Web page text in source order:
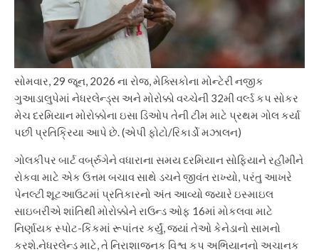
સોમવાર, 29 જૂન, 2026 ના રોજ, મેક્સિકોના મોન્ટેરી નજીક
ગુઆડાલુપેમાં નેધરલેન્ડ્સ અને મોરોક્કો વચ્ચેની 32મી વર્લ્ડ કપ સોકર
મેચ દરમિયાન મોરોક્કોના ઇસા ડિઓપ તેની ટીમ માટે પ્રથમ ગોલ કર્યા
પછી પ્રતિક્રિયા આપે છે. (એપી ફોટો/રિકાર્ડો મઝાલન)
ગોલકીપર બાર્ટ વર્બ્રુગેને વધારાના સમય દરમિયાન સોફિયાને રહીમીને
રોકવા માટે એક ઉત્તમ બચાવ સાથે ડચને જીવંત રાખ્યો, પરંતુ આખરે
પેનલ્ટી શૂટઆઉટમાં પ્રતિકારનો અંત આવ્યો જ્યારે ઇસ્માઇલ
સાઇબરીએ શાંતિથી મોરોક્કોને રાઉન્ડ ઓફ 16માં મોકલવા માટે
નિર્ણાયક સ્પોટ-કિકમાં રૂપાંતર કર્યું, જ્યાં તેઓ કેનેડાનો સામનો
કરશે.નેધરલેન્ડ માટે, તે નિરાશાજનક વિશ્વ કપ અભિયાનનો અચાનક